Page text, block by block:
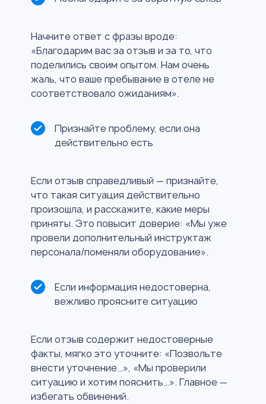
Начните ответ с фразы вроде:
«Благодарим вас за отзыв и за то, что
поделились своим опытом. Нам очень
жаль, что ваше пребывание в отеле не
соответствовало ожиданиям».
Признайте проблему, если она
действительно есть
Если отзыв справедливый — признайте,
что такая ситуация действительно
произошла, и расскажите, какие меры
приняты. Это повысит доверие: «Мы уже
провели дополнительный инструктаж
персонала/поменяли оборудование».
Если информация недостоверна,
вежливо проясните ситуацию
Если отзыв содержит недостоверные
факты, мягко это уточните: «Позвольте
внести уточнение…», «Мы проверили
ситуацию и хотим пояснить…». Главное —
избегать обвинений.